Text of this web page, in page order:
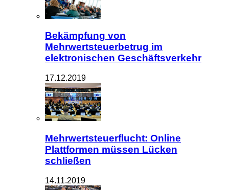
Bekämpfung von
Mehrwertsteuerbetrug im
elektronischen Geschäftsverkehr
17.12.2019
Mehrwertsteuerflucht: Online
Plattformen müssen Lücken
schließen
14.11.2019